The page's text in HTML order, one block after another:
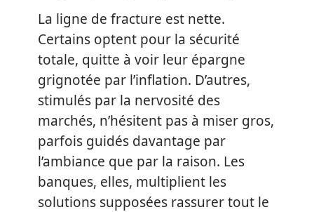
La ligne de fracture est nette.
Certains optent pour la sécurité
totale, quitte à voir leur épargne
grignotée par l’inflation. D’autres,
stimulés par la nervosité des
marchés, n’hésitent pas à miser gros,
parfois guidés davantage par
l’ambiance que par la raison. Les
banques, elles, multiplient les
solutions supposées rassurer tout le